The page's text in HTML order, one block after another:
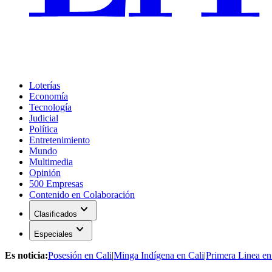
Loterías
Economía
Tecnología
Judicial
Política
Entretenimiento
Mundo
Multimedia
Opinión
500 Empresas
Contenido en Colaboración
Clasificados expand_more
Especiales expand_more
Es noticia:Posesión en Cali|Minga Indígena en Cali|Primera Linea